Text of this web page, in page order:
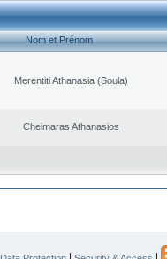
Nom et Prénom
Merentiti Athanasia (Soula)
Cheimaras Athanasios
| |